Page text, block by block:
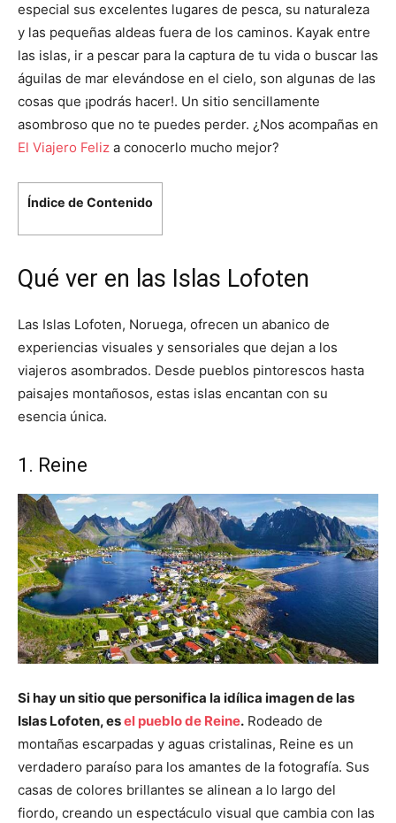
especial sus excelentes lugares de pesca, su naturaleza
y las pequeñas aldeas fuera de los caminos. Kayak entre
las islas, ir a pescar para la captura de tu vida o buscar las
águilas de mar elevándose en el cielo, son algunas de las
cosas que ¡podrás hacer!. Un sitio sencillamente
asombroso que no te puedes perder. ¿Nos acompañas en
El Viajero Feliz a conocerlo mucho mejor?
Índice de Contenido
Qué ver en las Islas Lofoten
Las Islas Lofoten, Noruega, ofrecen un abanico de
experiencias visuales y sensoriales que dejan a los
viajeros asombrados. Desde pueblos pintorescos hasta
paisajes montañosos, estas islas encantan con su
esencia única.
1. Reine
Si hay un sitio que personifica la idílica imagen de las
Islas Lofoten, esel pueblo de Reine. Rodeado de
montañas escarpadas y aguas cristalinas, Reine es un
verdadero paraíso para los amantes de la fotografía. Sus
casas de colores brillantes se alinean a lo largo del
fiordo, creando un espectáculo visual que cambia con las